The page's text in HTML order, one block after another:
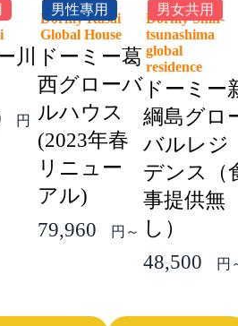
川
円
男性專用
Dormy Kasai
Global House
ドーミー葛
西グローバ
ルハウス
(2023年春
リニュー
アル)
79,960
円～
男女共用
Dormy Shin-
tsunashima
global
residence
ドーミー
綱島グロ
バルレジ
デンス（
事提供無
し）
48,500
円